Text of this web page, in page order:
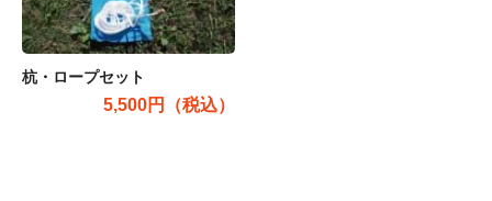
杭・ロープセット
5,500円（税込）